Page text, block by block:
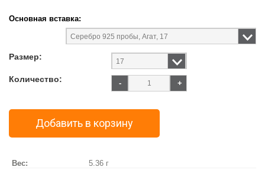
Основная вставка:
Размер:
Количество: - +
Добавить в корзину
Вес:
5.36 г